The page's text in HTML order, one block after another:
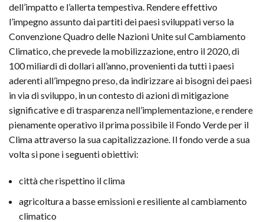
dell’impatto e l’allerta tempestiva. Rendere effettivo
l’impegno assunto dai partiti dei paesi sviluppati verso la
Convenzione Quadro delle Nazioni Unite sul Cambiamento
Climatico, che prevede la mobilizzazione, entro il 2020, di
100 miliardi di dollari all’anno, provenienti da tutti i paesi
aderenti all’impegno preso, da indirizzare ai bisogni dei paesi
in via di sviluppo, in un contesto di azioni di mitigazione
significative e di trasparenza nell’implementazione, e rendere
pienamente operativo il prima possibile il Fondo Verde per il
Clima attraverso la sua capitalizzazione. Il fondo verde a sua
volta si pone i seguenti obiettivi:
città che rispettino il clima
agricoltura a basse emissioni e resiliente al cambiamento
climatico